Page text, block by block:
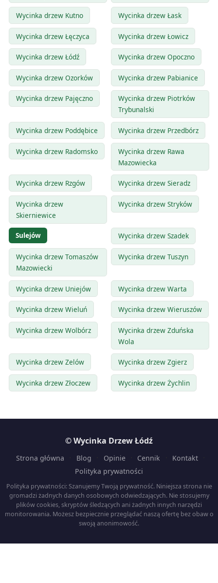
Wycinka drzew Kutno Wycinka drzew Łask
Wycinka drzew Łęczyca Wycinka drzew Łowicz
Wycinka drzew Łódź Wycinka drzew Opoczno
Wycinka drzew Ozorków Wycinka drzew Pabianice
Wycinka drzew Pajęczno
Wycinka drzew Piotrków
Trybunalski
Wycinka drzew Poddębice Wycinka drzew Przedbórz
Wycinka drzew Radomsko
Wycinka drzew Rawa
Mazowiecka
Wycinka drzew Rzgów Wycinka drzew Sieradz
Wycinka drzew
Skierniewice
Wycinka drzew Stryków
Sulejów Wycinka drzew Szadek
Wycinka drzew Tomaszów
Mazowiecki
Wycinka drzew Tuszyn
Wycinka drzew Uniejów Wycinka drzew Warta
Wycinka drzew Wieluń Wycinka drzew Wieruszów
Wycinka drzew Wolbórz
Wycinka drzew Zduńska
Wola
Wycinka drzew Zelów Wycinka drzew Zgierz
Wycinka drzew Złoczew Wycinka drzew Żychlin
© Wycinka Drzew Łódź
Strona główna Blog Opinie Cennik Kontakt
Polityka prywatności
Polityka prywatności: Szanujemy Twoją prywatność. Niniejsza strona nie
gromadzi żadnych danych osobowych odwiedzających. Nie stosujemy
plików cookies, skryptów śledzących ani żadnych innych narzędzi
monitorowania. Możesz bezpiecznie przeglądać naszą ofertę bez obaw o
swoją anonimowość.